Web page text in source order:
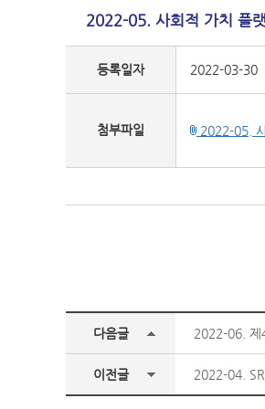
2022-05. 사회적 가치 플
등록일자 2022-03-30
첨부파일 2022-05.
다음글 2022-06. 제
이전글 2022-04.